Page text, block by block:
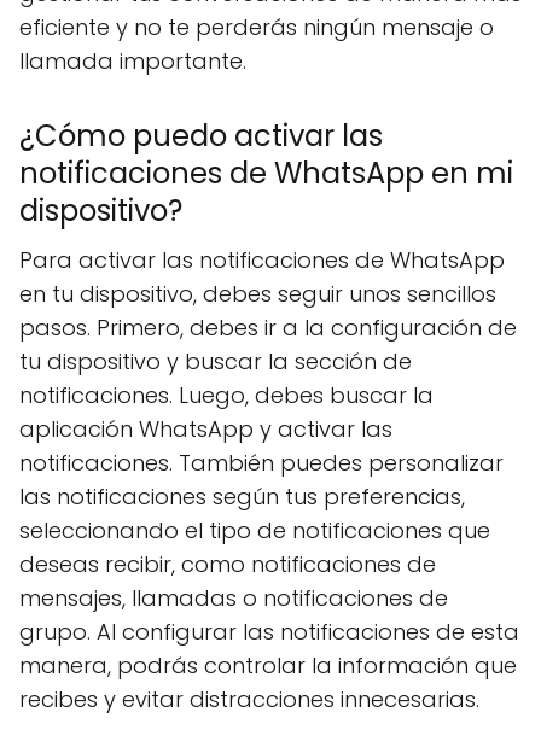
eficiente y no te perderás ningún mensaje o
llamada importante.
¿Cómo puedo activar las
notificaciones de WhatsApp en mi
dispositivo?
Para activar las notificaciones de WhatsApp
en tu dispositivo, debes seguir unos sencillos
pasos. Primero, debes ir a la configuración de
tu dispositivo y buscar la sección de
notificaciones. Luego, debes buscar la
aplicación WhatsApp y activar las
notificaciones. También puedes personalizar
las notificaciones según tus preferencias,
seleccionando el tipo de notificaciones que
deseas recibir, como notificaciones de
mensajes, llamadas o notificaciones de
grupo. Al configurar las notificaciones de esta
manera, podrás controlar la información que
recibes y evitar distracciones innecesarias.